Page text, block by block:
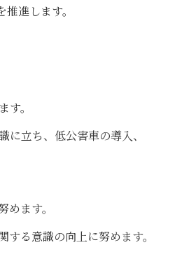
進します。
。
立ち、低公害車の導入、
ます。
る意識の向上に努めます。